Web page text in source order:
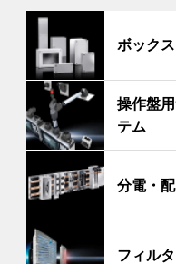
ボック
操作盤
テム
分電・
フィル